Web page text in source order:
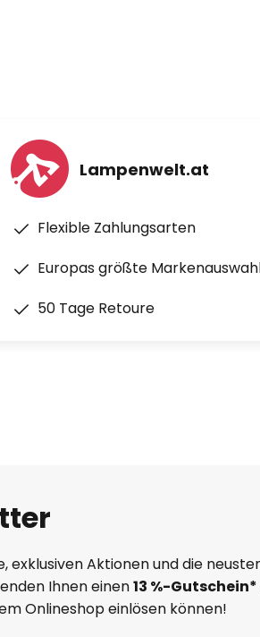
Lampenwelt.at
Flexible Zahlungsarten
Europas größte
50 Tage Retoure
exklusiven Aktionen und die
Ihnen einen13 %-Gutschein*
Onlineshop einlösen können!